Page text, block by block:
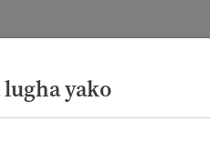
lugha yako